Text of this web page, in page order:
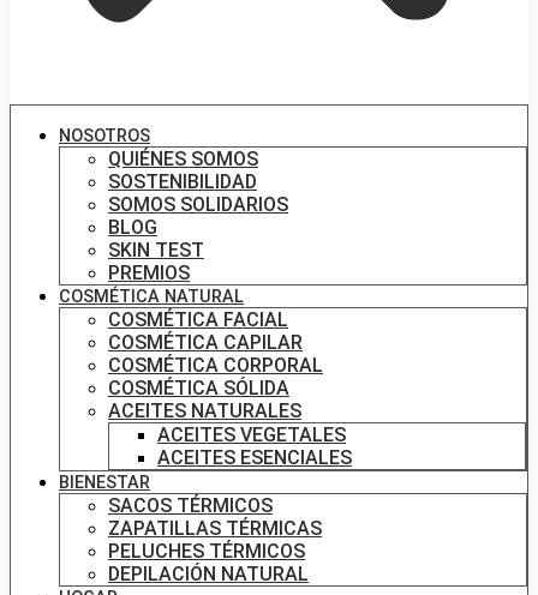
NOSOTROS
QUIÉNES SOMOS
SOSTENIBILIDAD
SOMOS SOLIDARIOS
BLOG
SKIN TEST
PREMIOS
COSMÉTICA NATURAL
COSMÉTICA FACIAL
COSMÉTICA CAPILAR
COSMÉTICA CORPORAL
COSMÉTICA SÓLIDA
ACEITES NATURALES
ACEITES VEGETALES
ACEITES ESENCIALES
BIENESTAR
SACOS TÉRMICOS
ZAPATILLAS TÉRMICAS
PELUCHES TÉRMICOS
DEPILACIÓN NATURAL